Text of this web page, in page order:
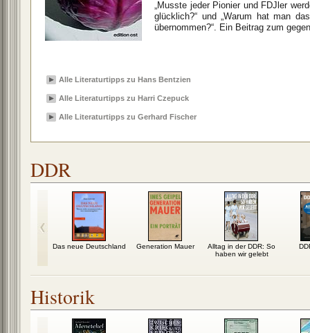
„Musste jeder Pionier und FDJler
glücklich?“ und „Warum hat man
übernommen?“. Ein Beitrag zum
Alle Literaturtipps zu Hans Bentzien
Alle Literaturtipps zu Harri Czepuck
Alle Literaturtipps zu Gerhard Fischer
DDR
Das neue Deutschland Generation Mauer
Alltag in der DDR: So
haben wir gelebt
Historik